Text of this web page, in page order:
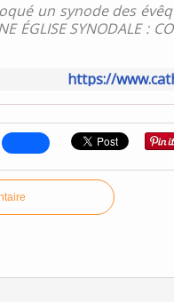
un synode des
ÉGLISE SYNODALE :
https://